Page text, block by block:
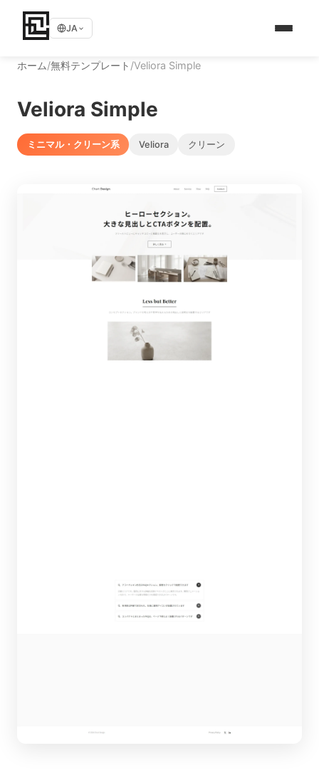
JA
ホーム/無料テンプレート /Veliora Simple
Veliora Simple
ミニマル・クリーン系 Veliora クリーン